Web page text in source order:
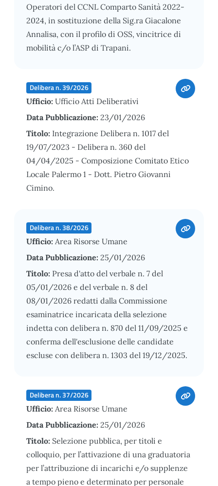
Operatori del CCNL Comparto Sanità 2022-
2024, in sostituzione della Sig.ra Giacalone
Annalisa, con il profilo di OSS, vincitrice di
mobilità c/o l’ASP di Trapani.
Delibera n. 39/2026
Ufficio: Ufficio Atti Deliberativi
Data Pubblicazione: 23/01/2026
Titolo: Integrazione Delibera n. 1017 del
19/07/2023 - Delibera n. 360 del
04/04/2025 - Composizione Comitato Etico
Locale Palermo 1 - Dott. Pietro Giovanni
Cimino.
Delibera n. 38/2026
Ufficio: Area Risorse Umane
Data Pubblicazione: 25/01/2026
Titolo: Presa d'atto del verbale n. 7 del
05/01/2026 e del verbale n. 8 del
08/01/2026 redatti dalla Commissione
esaminatrice incaricata della selezione
indetta con delibera n. 870 del 11/09/2025 e
conferma dell'esclusione delle candidate
escluse con delibera n. 1303 del 19/12/2025.
Delibera n. 37/2026
Ufficio: Area Risorse Umane
Data Pubblicazione: 25/01/2026
Titolo: Selezione pubblica, per titoli e
colloquio, per l’attivazione di una graduatoria
per l’attribuzione di incarichi e/o supplenze
a tempo pieno e determinato per personale